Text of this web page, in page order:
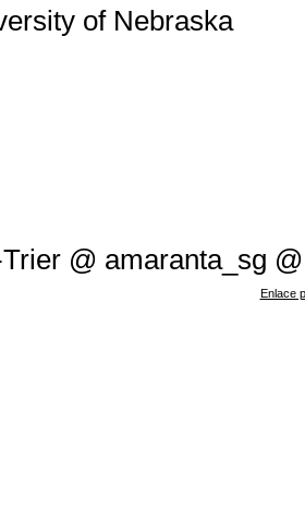
of Nebraska
@ amaranta_sg @
Enlace